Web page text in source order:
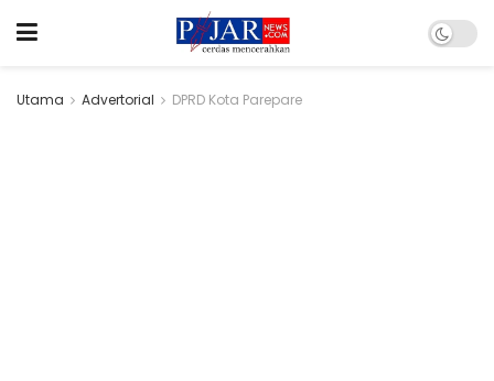
Utama Advertorial DPRD Kota Parepare